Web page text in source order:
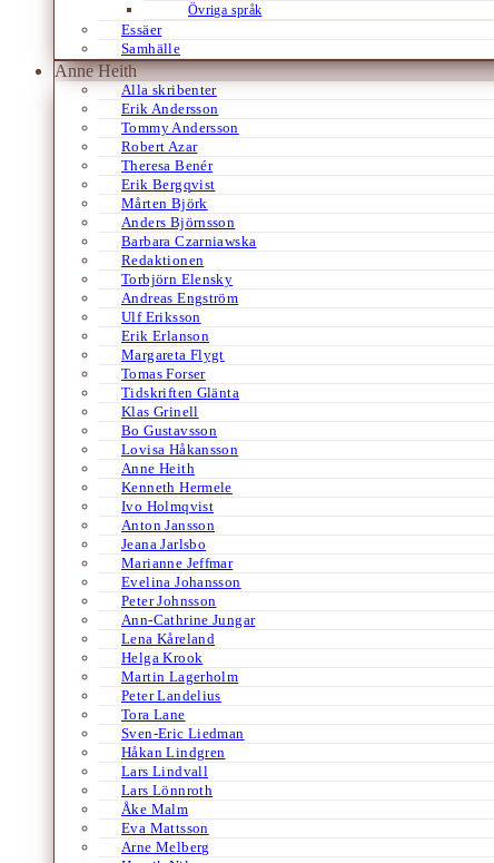
Övriga språk
Essäer
Samhälle
Anne Heith
Alla skribenter
Erik Andersson
Tommy Andersson
Robert Azar
Theresa Benér
Erik Bergqvist
Mårten Björk
Anders Björnsson
Barbara Czarniawska
Redaktionen
Torbjörn Elensky
Andreas Engström
Ulf Eriksson
Erik Erlanson
Margareta Flygt
Tomas Forser
Tidskriften Glänta
Klas Grinell
Bo Gustavsson
Lovisa Håkansson
Anne Heith
Kenneth Hermele
Ivo Holmqvist
Anton Jansson
Jeana Jarlsbo
Marianne Jeffmar
Evelina Johansson
Peter Johnsson
Ann-Cathrine Jungar
Lena Kåreland
Helga Krook
Martin Lagerholm
Peter Landelius
Tora Lane
Sven-Eric Liedman
Håkan Lindgren
Lars Lindvall
Lars Lönnroth
Åke Malm
Eva Mattsson
Arne Melberg